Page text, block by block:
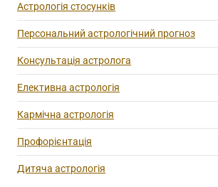
Астрологія стосунків
Персональний астрологічний прогноз
Консультація астролога
Елективна астрологія
Кармічна астрологія
Профорієнтація
Дитяча астрологія